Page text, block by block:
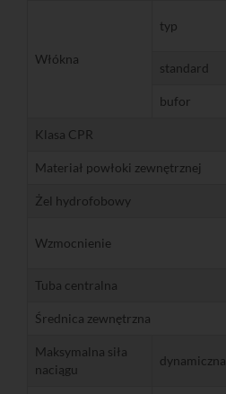
Włókna
typ
standard
bufor
Klasa CPR
Materiał powłoki zewnętrznej
Żel hydrofobowy
Wzmocnienie
Tuba centralna
Średnica zewnętrzna
Maksymalna siła
naciągu
dynamiczna